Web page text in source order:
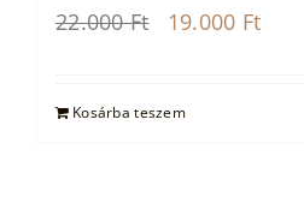
22.000Ft
Original
22.000 Ft.
19.000 Ft
Kosárba teszem